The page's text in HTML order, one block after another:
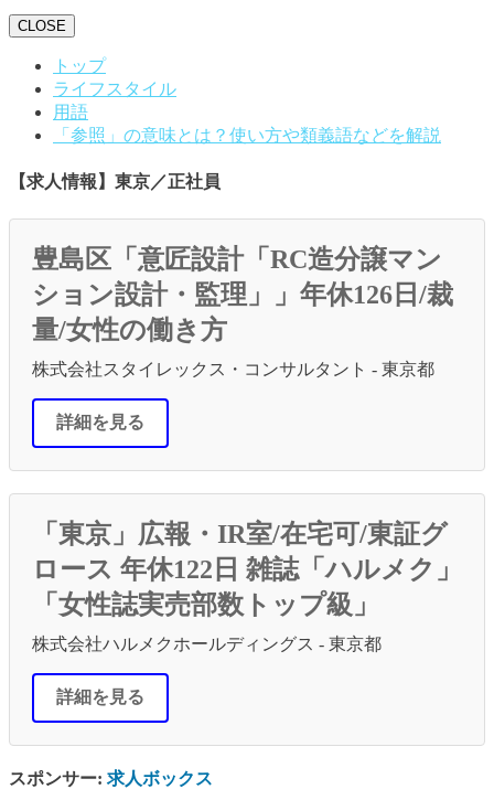
CLOSE
トップ
ライフスタイル
用語
「参照」の意味とは？使い方や類義語などを解説
【求人情報】東京／正社員
豊島区「意匠設計「RC造分譲マン
ション設計・監理」」年休126日/裁
量/女性の働き方
株式会社スタイレックス・コンサルタント - 東京都
詳細を見る
「東京」広報・IR室/在宅可/東証グ
ロース 年休122日 雑誌「ハルメク」
「女性誌実売部数トップ級」
株式会社ハルメクホールディングス - 東京都
詳細を見る
スポンサー: 求人ボックス